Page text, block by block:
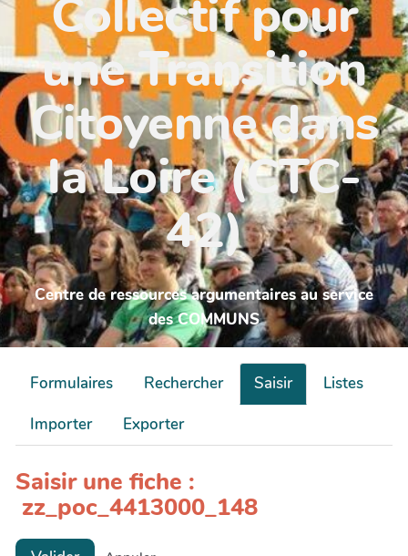
Collectif pour
une Transition
Citoyenne dans
la Loire (CTC-
42)
Centre de ressources argumentaires au service
des COMMUNS
Formulaires Rechercher Saisir
Listes
Importer
Exporter
Saisir une fiche :
zz_poc_4413000_148